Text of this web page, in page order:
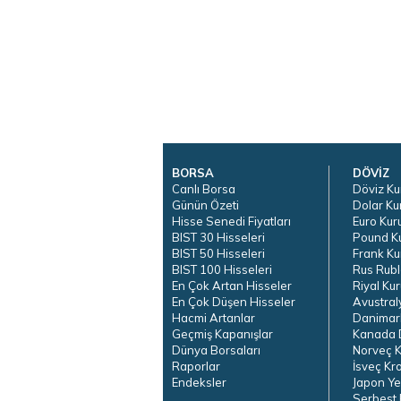
BORSA
Canlı Borsa
Günün Özeti
Hisse Senedi Fiyatları
BIST 30 Hisseleri
BIST 50 Hisseleri
BIST 100 Hisseleri
En Çok Artan Hisseler
En Çok Düşen Hisseler
Hacmi Artanlar
Geçmiş Kapanışlar
Dünya Borsaları
Raporlar
Endeksler
DÖVİZ
Döviz
Dolar
Euro
Pound
Frank
Rus
Riyal
Kanada
Norveç
İsveç
Japon
Serbest